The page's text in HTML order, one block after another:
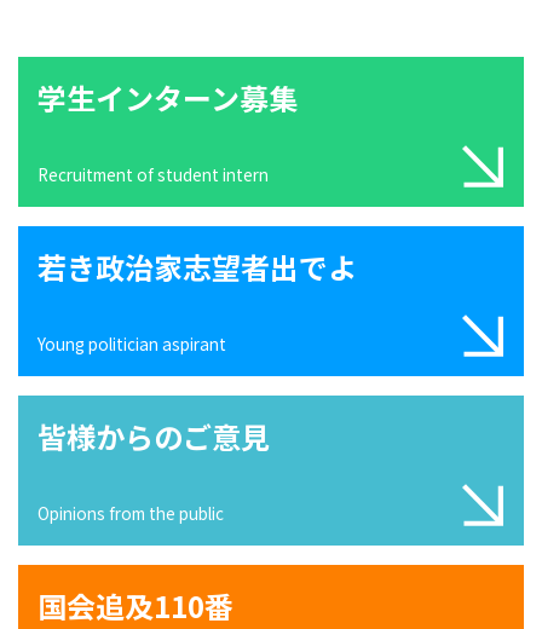
学生インターン募集
Recruitment of student intern
若き政治家志望者出でよ
Young politician aspirant
皆様からのご意見
Opinions from the public
国会追及110番